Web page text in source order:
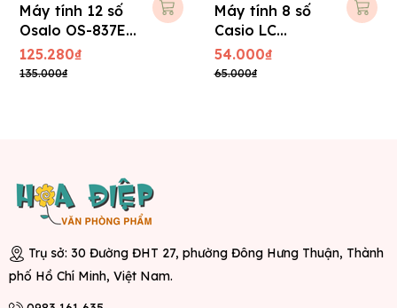
Máy tính 12 số
Osalo OS-837E (
BH 1 năm )
125.280₫
135.000₫
Máy tính 8 số
Casio LC
403TV-w
54.000₫
65.000₫
Trụ sở: 30 Đường ĐHT 27, phường Đông Hưng Thuận, Thành
phố Hồ Chí Minh, Việt Nam.